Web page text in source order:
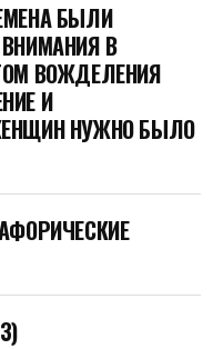
БЫЛИ
В
ВОЖДЕЛЕНИЯ
И
НУЖНО БЫЛО